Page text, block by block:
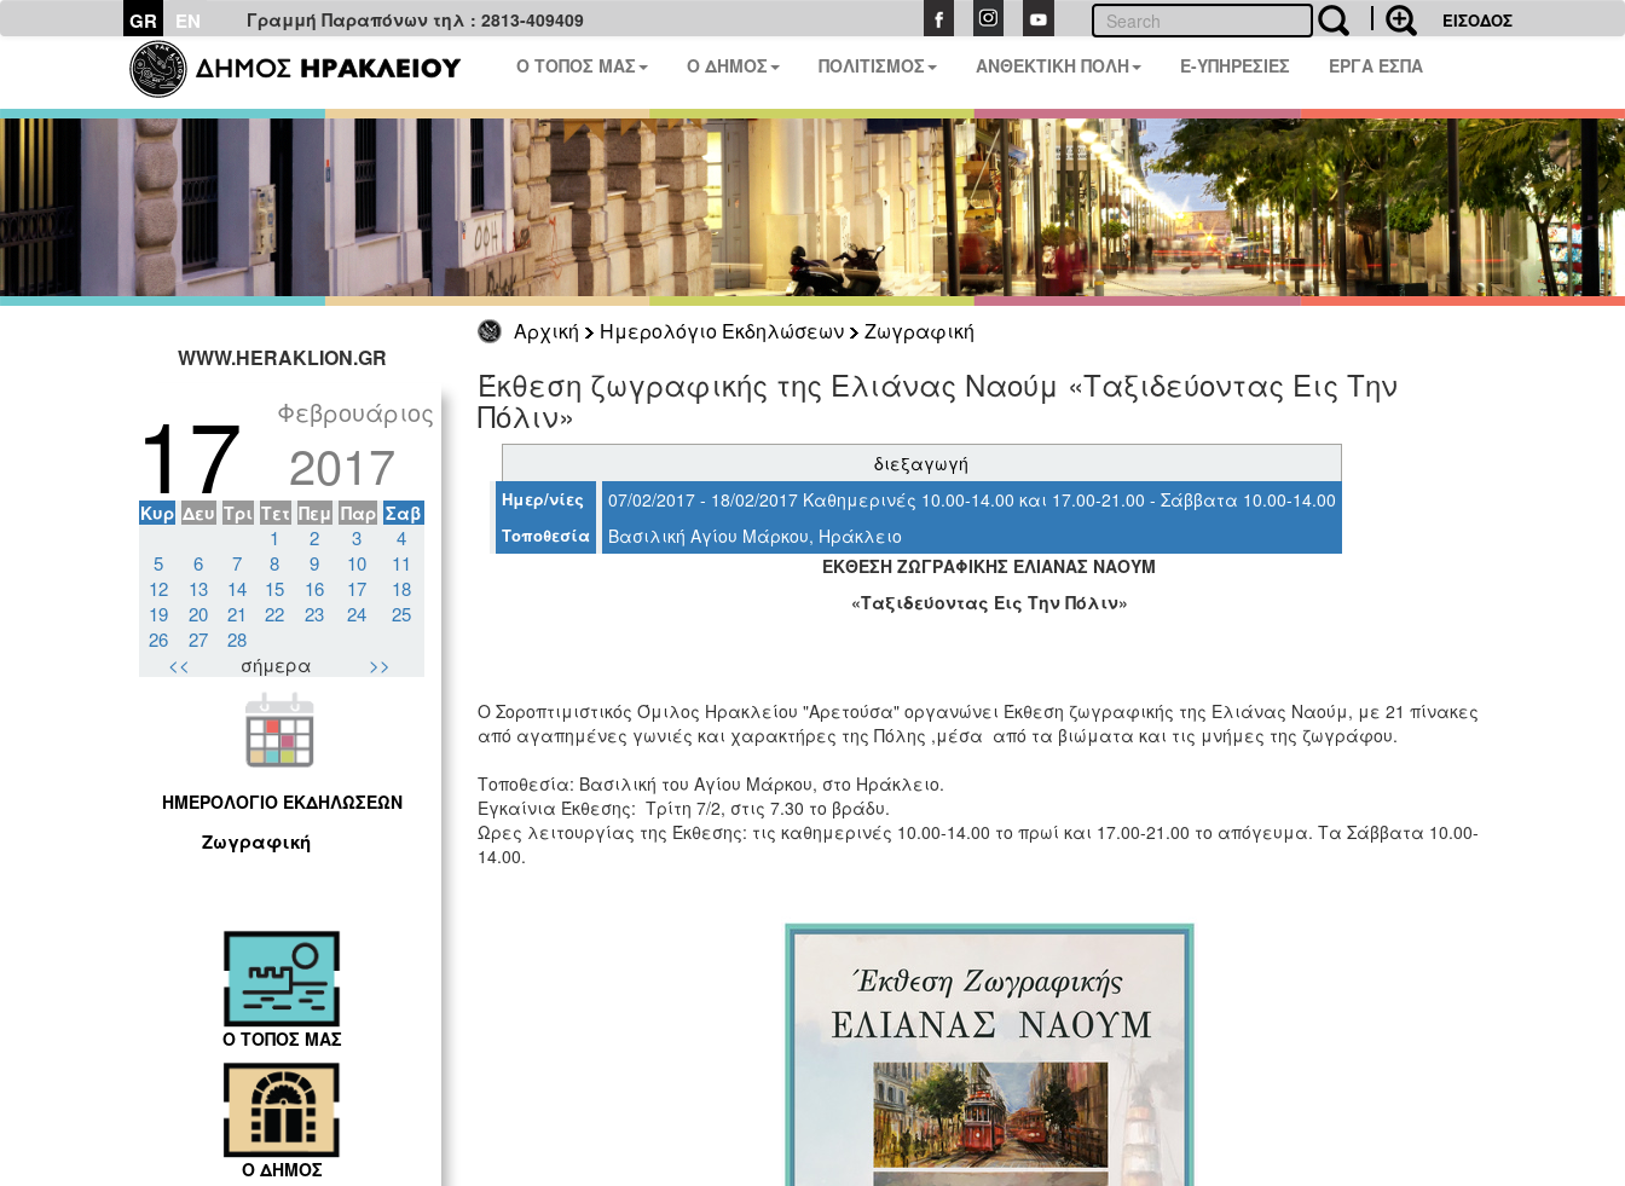
GR EN Γραμμή Παραπόνων τηλ : 2813-409409 ΕΙΣΟΔΟΣ
Ο ΤΟΠΟΣ ΜΑΣ Ο ΔΗΜΟΣ ΠΟΛΙΤΙΣΜΟΣ ΑΝΘΕΚΤΙΚΗ ΠΟΛΗ E-ΥΠΗΡΕΣΙΕΣ ΕΡΓΑ ΕΣΠΑ
Αρχική Ημερολόγιο Εκδηλώσεων
Ζωγραφική
WWW.HERAKLION.GR
17 Φεβρουάριος
2017
Κυρ Δευ Τρι Τετ Πεμ Παρ Σαβ
1 2 3
4
5
6 7 8 9 10
11
12
13 14 15 16 17
18
19
20 21 22 23 24
25
26
27
28
<<
σήμερα >>
ΗΜΕΡΟΛΟΓΙΟ ΕΚΔΗΛΩΣΕΩΝ
Ζωγραφική
Ο ΤΟΠΟΣ ΜΑΣ
Ο ΔΗΜΟΣ
Έκθεση ζωγραφικής της Ελιάνας Ναούμ «Ταξιδεύοντας Εις Την
Πόλιν»
διεξαγωγή
Ημερ/νίες 07/02/2017 - 18/02/2017 Καθημερινές 10.00-14.00 και 17.00-21.00 - Σάββατα 10.00-14.00
Τοποθεσία
Βασιλική Αγίου Μάρκου, Ηράκλειο
ΕΚΘΕΣΗ ΖΩΓΡΑΦΙΚΗΣ ΕΛΙΑΝΑΣ ΝΑΟΥΜ
«Ταξιδεύοντας Εις Την Πόλιν»
Ο Σοροπτιμιστικός Όμιλος Ηρακλείου "Αρετούσα" οργανώνει Έκθεση ζωγραφικής της Ελιάνας Ναούμ, με 21 πίνακες
από αγαπημένες γωνιές και χαρακτήρες της Πόλης ,μέσα από τα βιώματα και τις μνήμες της ζωγράφου.
Τοποθεσία: Βασιλική του Αγίου Μάρκου, στο Ηράκλειο.
Εγκαίνια Έκθεσης: Τρίτη 7/2, στις 7.30 το βράδυ.
Ωρες λειτουργίας της Έκθεσης: τις καθημερινές 10.00-14.00 το πρωί και 17.00-21.00 το απόγευμα. Τα Σάββατα 10.00-
14.00.